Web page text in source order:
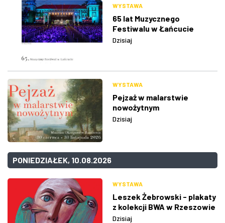
WYSTAWA
65 lat Muzycznego
Festiwalu w Łańcucie
Dzisiaj
WYSTAWA
Pejzaż w malarstwie
nowożytnym
Dzisiaj
PONIEDZIAŁEK, 10.08.2026
WYSTAWA
Leszek Żebrowski - plakaty
z kolekcji BWA w Rzeszowie
Dzisiaj